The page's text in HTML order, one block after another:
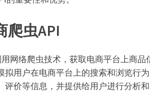
爬虫API
络爬虫技术，获取电商平台上商品
拟用户在电商平台上的搜索和浏览行
评价等信息，并提供给用户进行分析